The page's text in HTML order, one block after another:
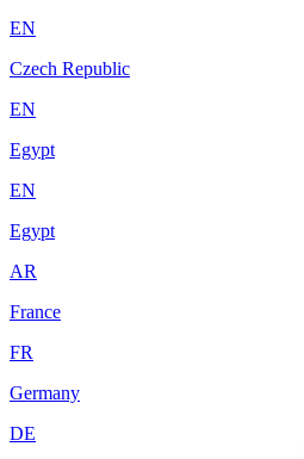
EN
Czech Republic
EN
Egypt
EN
Egypt
AR
France
FR
Germany
DE